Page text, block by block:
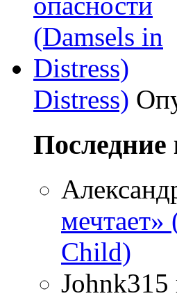
Distress)
Child)
Johnk315